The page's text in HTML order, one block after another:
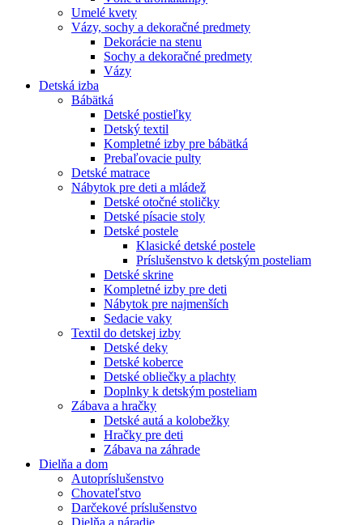
Umelé kvety
Vázy, sochy a dekoračné predmety
Dekorácie na stenu
Sochy a dekoračné predmety
Vázy
Detská izba
Bábätká
Detské postieľky
Detský textil
Kompletné izby pre bábätká
Prebaľovacie pulty
Detské matrace
Nábytok pre deti a mládež
Detské otočné stoličky
Detské písacie stoly
Detské postele
Klasické detské postele
Príslušenstvo k detským posteliam
Detské skrine
Kompletné izby pre deti
Nábytok pre najmenších
Sedacie vaky
Textil do detskej izby
Detské deky
Detské koberce
Detské obliečky a plachty
Doplnky k detským posteliam
Zábava a hračky
Detské autá a kolobežky
Hračky pre deti
Zábava na záhrade
Dielňa a dom
Autopríslušenstvo
Chovateľstvo
Darčekové príslušenstvo
Dielňa a náradie